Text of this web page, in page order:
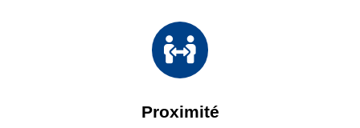
Proximité